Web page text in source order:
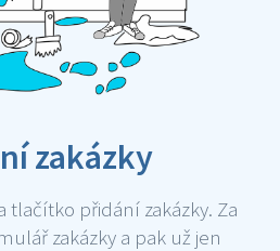
zakázky
přidání zakázky. Za
zakázky a pak už jen